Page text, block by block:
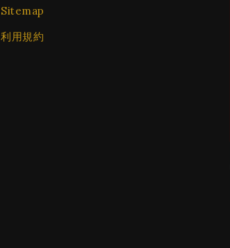
Sitemap
利用規約